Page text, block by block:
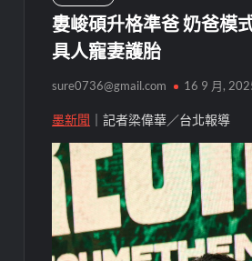
婁峻碩升格準爸 奶爸模
具人寵妻護胎
sure0736@gmail.com 16 9 月,
墨新聞 ｜記者梁偉華／台北報導